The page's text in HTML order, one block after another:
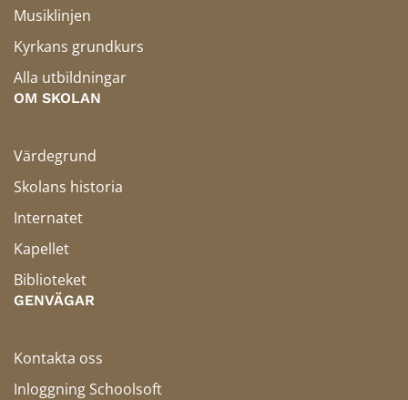
Musiklinjen
Kyrkans grundkurs
Alla utbildningar
OM SKOLAN
Värdegrund
Skolans historia
Internatet
Kapellet
Biblioteket
GENVÄGAR
Kontakta oss
Inloggning Schoolsoft